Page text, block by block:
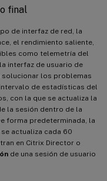
final
de interfaz de red, la
el rendimiento saliente,
como telemetría del
interfaz de usuario de
solucionar los problemas
de estadísticas del
con la que se actualiza la
la sesión dentro de la
forma predeterminada, la
actualiza cada 60
en Citrix Director o
de una sesión de usuario